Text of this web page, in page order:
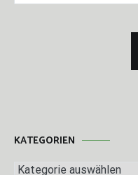
KATEGORIEN
Kategorien